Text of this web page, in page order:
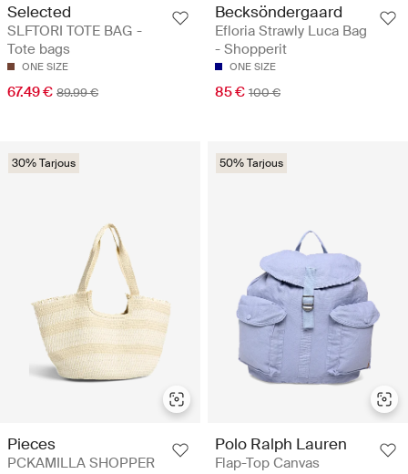
Selected
SLFTORI TOTE BAG -
Tote bags
ONE SIZE
67.49 € 89.99 €
Becksöndergaard
Efloria Strawly Luca Bag
- Shopperit
ONE SIZE
85 € 100 €
30% Tarjous
Pieces
PCKAMILLA SHOPPER
50% Tarjous
Polo Ralph Lauren
Flap-Top Canvas